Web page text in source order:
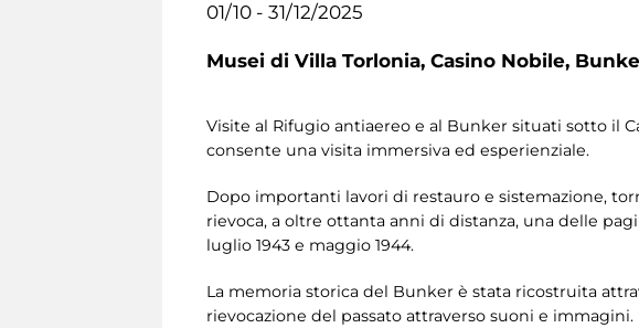
01/10 - 31/12/2025
Musei di Villa Torlonia, Casino Nobile,
Visite al Rifugio antiaereo e al Bunker situati sotto il
consente una visita immersiva ed esperienziale.
Dopo importanti lavori di restauro e sistemazione,
rievoca, a oltre ottanta anni di distanza, una delle
luglio 1943 e maggio 1944.
La memoria storica del Bunker è stata ricostruita
rievocazione del passato attraverso suoni e